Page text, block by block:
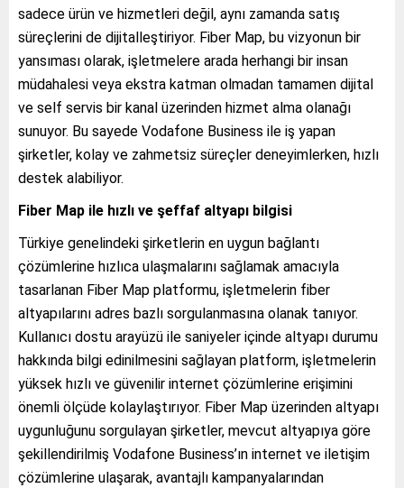
sadece ürün ve hizmetleri değil, aynı zamanda satış
süreçlerini de dijitalleştiriyor. Fiber Map, bu vizyonun bir
yansıması olarak, işletmelere arada herhangi bir insan
müdahalesi veya ekstra katman olmadan tamamen dijital
ve self servis bir kanal üzerinden hizmet alma olanağı
sunuyor. Bu sayede Vodafone Business ile iş yapan
şirketler, kolay ve zahmetsiz süreçler deneyimlerken, hızlı
destek alabiliyor.
Fiber Map ile hızlı ve şeffaf altyapı bilgisi
Türkiye genelindeki şirketlerin en uygun bağlantı
çözümlerine hızlıca ulaşmalarını sağlamak amacıyla
tasarlanan Fiber Map platformu, işletmelerin fiber
altyapılarını adres bazlı sorgulanmasına olanak tanıyor.
Kullanıcı dostu arayüzü ile saniyeler içinde altyapı durumu
hakkında bilgi edinilmesini sağlayan platform, işletmelerin
yüksek hızlı ve güvenilir internet çözümlerine erişimini
önemli ölçüde kolaylaştırıyor. Fiber Map üzerinden altyapı
uygunluğunu sorgulayan şirketler, mevcut altyapıya göre
şekillendirilmiş Vodafone Business’ın internet ve iletişim
çözümlerine ulaşarak, avantajlı kampanyalarından